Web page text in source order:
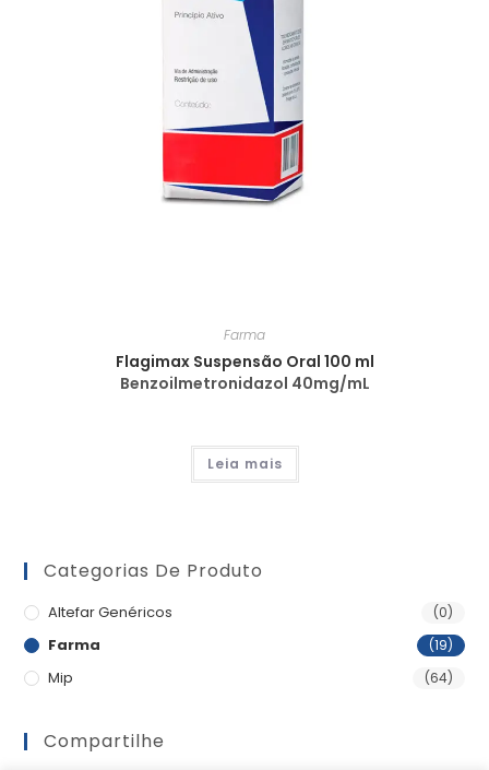
Farma
Flagimax Suspensão Oral 100 ml
Benzoilmetronidazol 40mg/mL
Leia mais
Categorias De Produto
Altefar Genéricos (0)
Farma (19)
Mip (64)
Compartilhe